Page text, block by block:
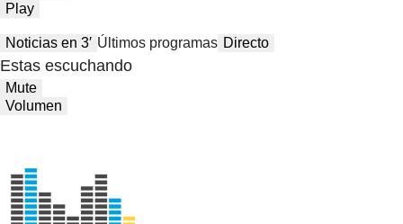
Play
Noticias en 3′ Últimos programas Directo
Estas escuchando
Mute
Volumen